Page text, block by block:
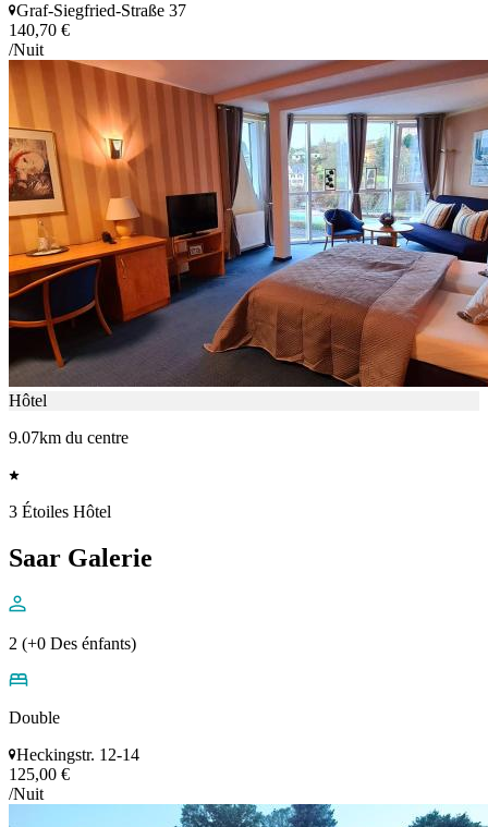
Graf-Siegfried-Straße 37
140,70 €
/Nuit
Hôtel
9.07km du centre
3 Étoiles Hôtel
Saar Galerie
2 (+0 Des énfants)
Double
Heckingstr. 12-14
125,00 €
/Nuit